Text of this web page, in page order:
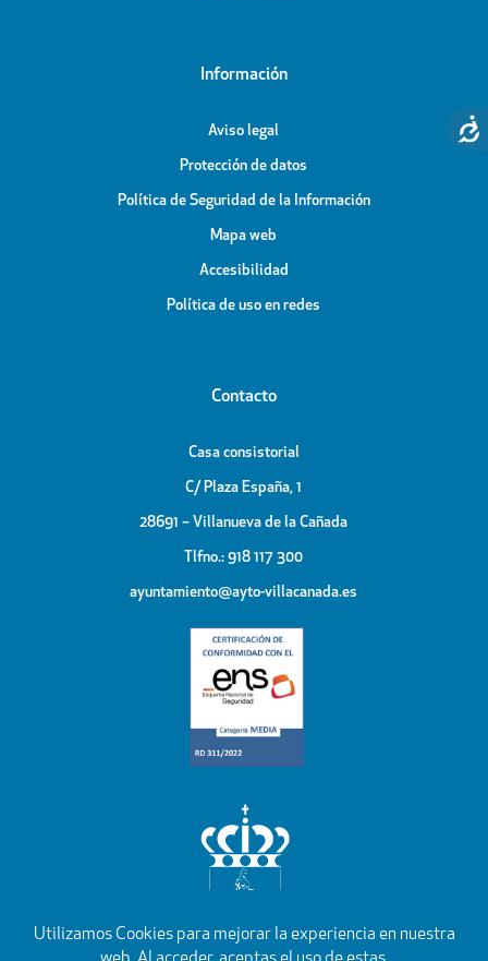
Información
Aviso legal
Protección de datos
Política de Seguridad de la Información
Mapa web
Accesibilidad
Política de uso en redes
Contacto
Casa consistorial
C/ Plaza España, 1
28691 – Villanueva de la Cañada
Tlfno.: 918 117 300
ayuntamiento@ayto-villacanada.es